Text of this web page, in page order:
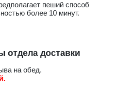
пеший способ
более 10 минут.
отдела доставки
на обед.